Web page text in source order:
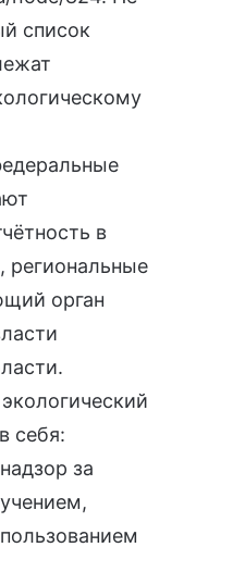
список
в
региональные
орган
себя:
за